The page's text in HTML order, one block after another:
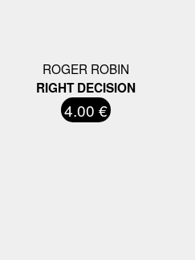
ROGER ROBIN
RIGHT DECISION
4.00 €